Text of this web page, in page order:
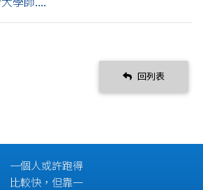
回列表
一個人或許跑得
比較快，但靠一